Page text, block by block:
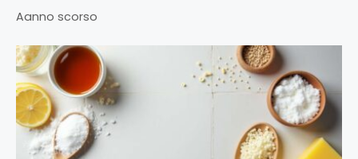
Aanno scorso